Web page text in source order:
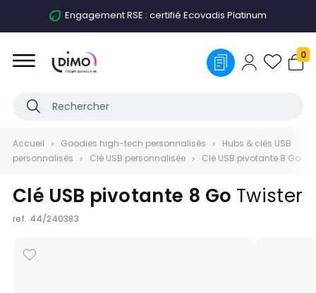
Engagement RSE : certifié Ecovadis Platinum
0
Accueil Goodies high-tech personnalisés
Hubs & clés USB
personnalisés
Clé USB personnalisée Clé USB pivotante 8 Go
Clé USB pivotante 8 Go Twister
ref. 44/240383